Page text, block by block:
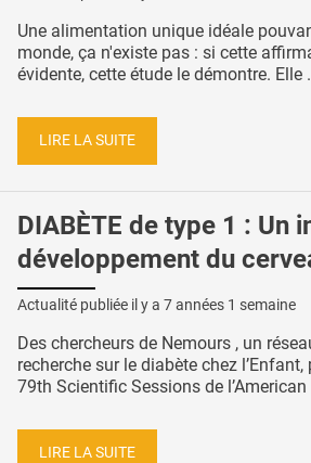
Une alimentation unique idéale
monde, ça n'existe pas : si cette
évidente, cette étude le démontre. Elle
LIRE LA SUITE
DIABÈTE de type 1 : Un
développement du
Actualité publiée il y a 7 années 1 semaine
Des chercheurs de Nemours , un
recherche sur le diabète chez
79th Scientific Sessions de l’American
LIRE LA SUITE